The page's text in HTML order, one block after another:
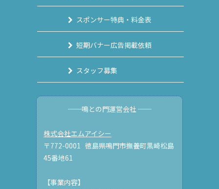
スポンサー特典・料金表
短期バナー広告掲載依頼
スタッフ募集
──鳴との門運営会社 ──
株式会社エムアイシー
〒772-0001 徳島県鳴門市撫養町黒崎松島
45番地61
【事業内容】